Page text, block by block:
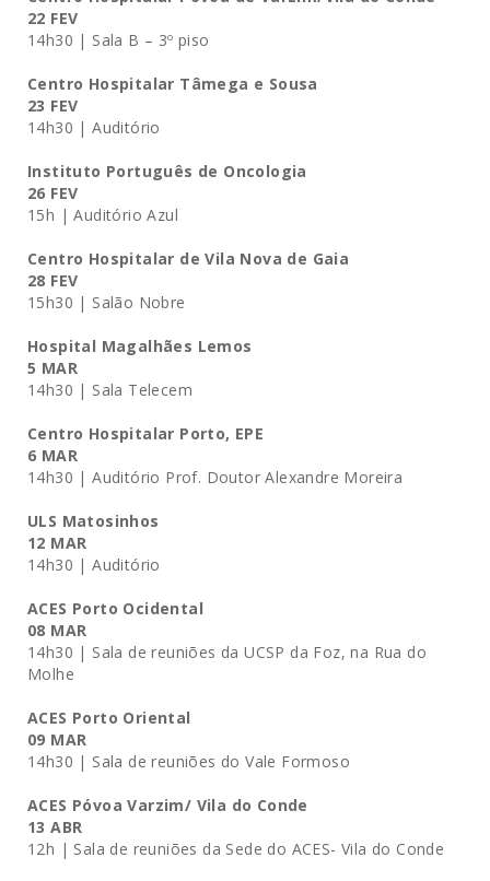
22 FEV
14h30 | Sala B – 3º piso
Centro Hospitalar Tâmega e Sousa
23 FEV
14h30 | Auditório
Instituto Português de Oncologia
26 FEV
15h | Auditório Azul
Centro Hospitalar de Vila Nova de Gaia
28 FEV
15h30 | Salão Nobre
Hospital Magalhães Lemos
5 MAR
14h30 | Sala Telecem
Centro Hospitalar Porto, EPE
6 MAR
14h30 | Auditório Prof. Doutor Alexandre Moreira
ULS Matosinhos
12 MAR
14h30 | Auditório
ACES Porto Ocidental
08 MAR
14h30 | Sala de reuniões da UCSP da Foz, na Rua do
Molhe
ACES Porto Oriental
09 MAR
14h30 | Sala de reuniões do Vale Formoso
ACES Póvoa Varzim/ Vila do Conde
13 ABR
12h | Sala de reuniões da Sede do ACES- Vila do Conde